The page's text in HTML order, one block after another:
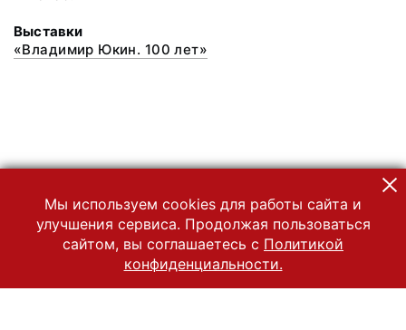
Выставки
«Владимир Юкин. 100 лет»
Мы используем cookies для работы сайта и
улучшения сервиса. Продолжая пользоваться
сайтом, вы соглашаетесь с Политикой
конфиденциальности.